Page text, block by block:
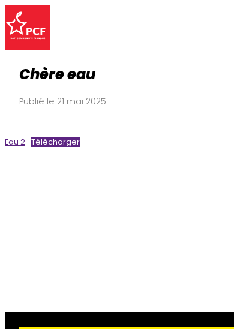
Chère eau
Publié le 21 mai 2025
Eau 2 Télécharger